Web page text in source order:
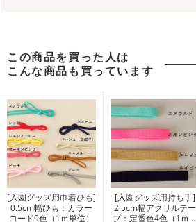
この商品を買った人は
こんな商品も買っています
[入園グッズ用巾着ひも]
0.5cm幅ひも：カラー
コード9色（1ｍ単位）
[入園グッズ用持ち手]
2.5cm幅アクリルテー
プ：定番色4色（1ｍ単